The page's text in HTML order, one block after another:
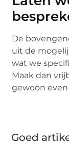
De
uit de
wat we
Maak dan
gewoon
Goed